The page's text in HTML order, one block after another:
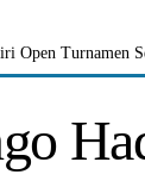
Open Turnamen